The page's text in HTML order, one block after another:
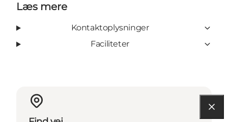
Læs mere
Kontaktoplysninger
Faciliteter